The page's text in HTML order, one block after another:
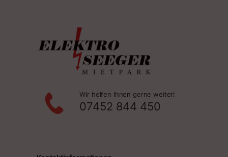
Wir helfen Ihnen gerne weiter!
07452 844 450